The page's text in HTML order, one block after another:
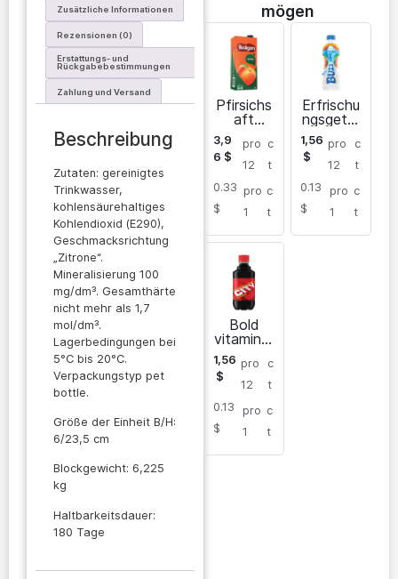
Zusätzliche Informationen
Rezensionen (0)
Erstattungs- und
Rückgabebestimmungen
Zahlung und Versand
Beschreibung
Zutaten: gereinigtes
Trinkwasser,
kohlensäurehaltiges
Kohlendioxid (E290),
Geschmacksrichtung
„Zitrone“.
Mineralisierung 100
mg/dm³. Gesamthärte
nicht mehr als 1,7
mol/dm³.
Lagerbedingungen bei
5°C bis 20°C.
Verpackungstyp pet
bottle.
Größe der Einheit B/H:
6/23,5 cm
Blockgewicht: 6,225
kg
Haltbarkeitsdauer:
180 Tage
mögen
Pfirsichs
aft
Yedigen
3,9
6 $
pro
12
c
t
0.33
$
pro
1
c
t
Erfrischu
ngsgeträ
nk Buzz
1,56
$
pro
12
c
t
0.13
$
pro
1
c
t
Bold
vitaminisi
ertes
Getränk
1,56
$
pro
12
c
t
0.13
$
pro
1
c
t